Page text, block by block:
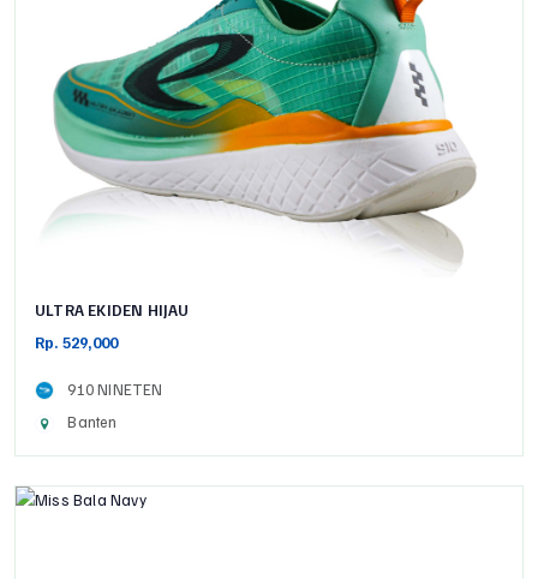
ULTRA EKIDEN HIJAU
Rp. 529,000
910 NINETEN
Banten